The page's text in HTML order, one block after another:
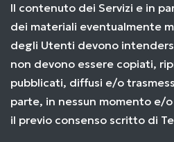
Il contenuto dei Servizi e in
dei materiali eventualmente
degli Utenti devono
non devono essere copiati,
pubblicati, diffusi e/o
parte, in nessun momento e/
il previo consenso scritto di